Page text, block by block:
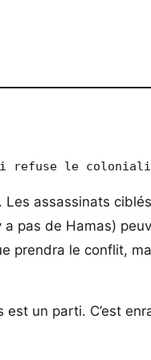
Les assassinats
a pas de Hamas)
prendra le conflit,
un parti. C’est